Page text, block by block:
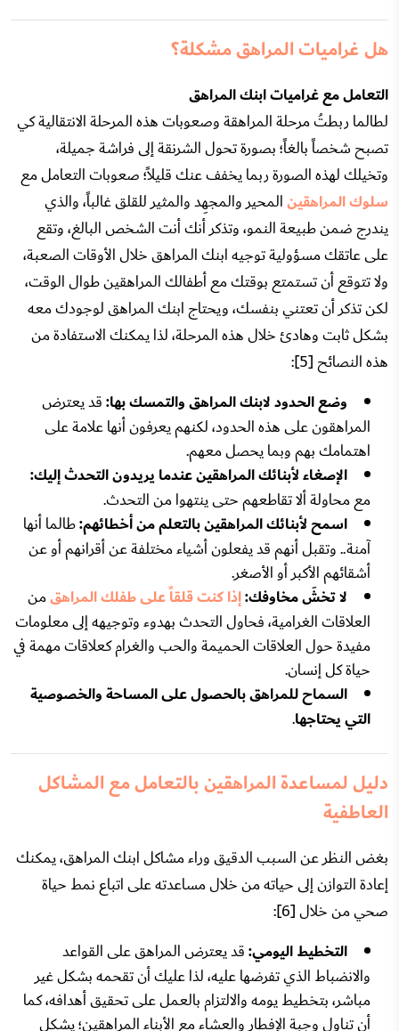
هل غراميات المراهق مشكلة؟
التعامل مع غراميات ابنك المراهق
لطالما ربطتُ مرحلة المراهقة وصعوبات هذه المرحلة الانتقالية كي
تصبح شخصاً بالغاً؛ بصورة تحول الشرنقة إلى فراشة جميلة،
وتخيلك لهذه الصورة ربما يخفف عنك قليلاً؛ صعوبات التعامل مع
سلوك المراهقينالمحير والمجهِد والمثير للقلق غالباً، والذي
يندرج ضمن طبيعة النمو، وتذكر أنك أنت الشخص البالغ، وتقع
على عاتقك مسؤولية توجيه ابنك المراهق خلال الأوقات الصعبة،
ولا تتوقع أن تستمتع بوقتك مع أطفالك المراهقين طوال الوقت،
لكن تذكر أن تعتني بنفسك، ويحتاج ابنك المراهق لوجودك معه
بشكل ثابت وهادئ خلال هذه المرحلة، لذا يمكنك الاستفادة من
هذه النصائح [5]:
وضع الحدود لابنك المراهق والتمسك بها:قد يعترض
المراهقون على هذه الحدود، لكنهم يعرفون أنها علامة على
اهتمامك بهم وبما يحصل معهم.
الإصغاء لأبنائك المراهقين عندما يريدون التحدث إليك:
مع محاولة ألا تقاطعهم حتى ينتهوا من التحدث.
اسمح لأبنائك المراهقين بالتعلم من أخطائهم:طالما أنها
آمنة.. وتقبل أنهم قد يفعلون أشياء مختلفة عن أقرانهم أو عن
أشقائهم الأكبر أو الأصغر.
لا تخشَ مخاوفك:إذا كنت قلقاً على طفلك المراهقمن
العلاقات الغرامية، فحاول التحدث بهدوء وتوجيهه إلى معلومات
مفيدة حول العلاقات الحميمة والحب والغرام كعلاقات مهمة في
حياة كل إنسان.
السماح للمراهق بالحصول على المساحة والخصوصية
التي يحتاجها.
دليل لمساعدة المراهقين بالتعامل مع المشاكل
العاطفية
بغض النظر عن السبب الدقيق وراء مشاكل ابنك المراهق، يمكنك
إعادة التوازن إلى حياته من خلال مساعدته على اتباع نمط حياة
صحي من خلال [6]:
التخطيط اليومي:قد يعترض المراهق على القواعد
والانضباط الذي تفرضها عليه، لذا عليك أن تقحمه بشكل غير
مباشر، بتخطيط يومه والالتزام بالعمل على تحقيق أهدافه، كما
أن تناول وجبة الإفطار والعشاء مع الأبناء المراهقين؛ يشكل